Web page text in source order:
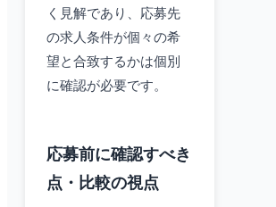
く見解であり、応募先
の求人条件が個々の希
望と合致するかは個別
に確認が必要です。
応募前に確認すべき
点・比較の視点